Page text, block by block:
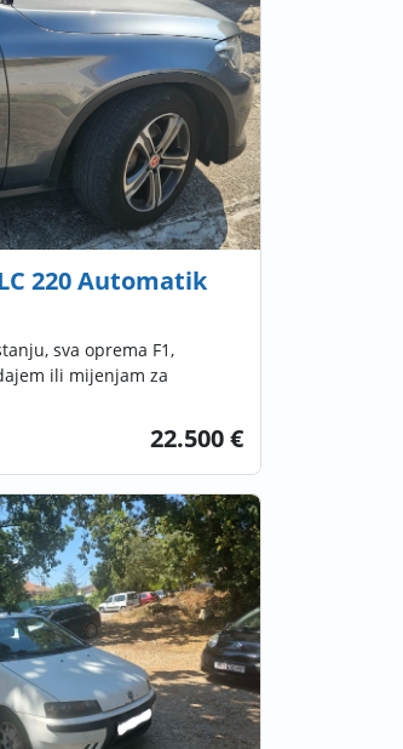
220 Automatik
sva oprema F1,
ili mijenjam za
22.500 €